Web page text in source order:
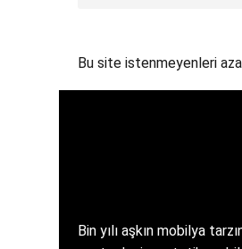
Bu site istenmeyenleri
Bin yılı aşkın mobilya